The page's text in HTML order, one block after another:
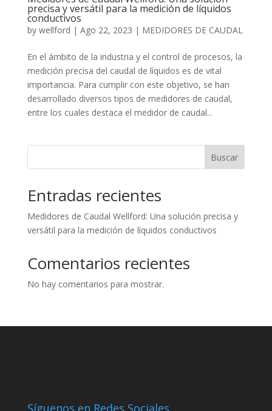
precisa y versátil para la medición de líquidos
conductivos
by wellford | Ago 22, 2023 | MEDIDORES DE CAUDAL
En el ámbito de la industria y el control de procesos, la
medición precisa del caudal de líquidos es de vital
importancia. Para cumplir con este objetivo, se han
desarrollado diversos tipos de medidores de caudal,
entre los cuales destaca el medidor de caudal...
Buscar
Entradas recientes
Medidores de Caudal Wellford: Una solución precisa y
versátil para la medición de líquidos conductivos
Comentarios recientes
No hay comentarios para mostrar.
Síguenos en Redes Sociales